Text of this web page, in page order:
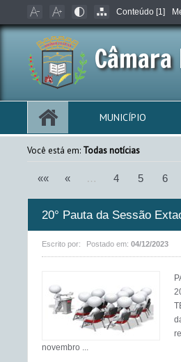
Conteúdo [1]
MUNICÍPIO
Você está em: Todas notícias
«« « … 4 5 6
20° Pauta da Sessão
Escrito por: Postado em: 04/12/2023
novembro ...